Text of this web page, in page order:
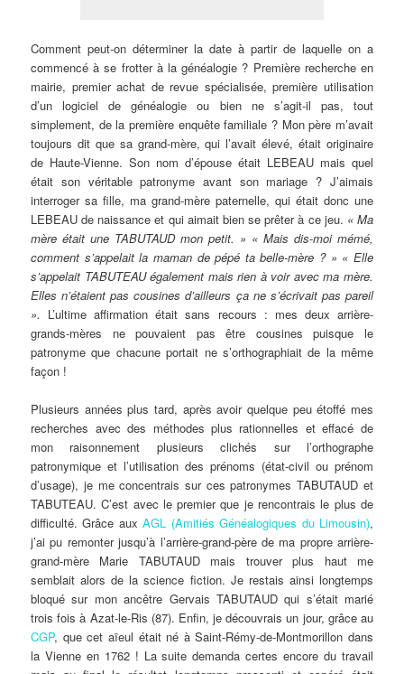
Comment peut-on déterminer la date à partir de laquelle on a
commencé à se frotter à la généalogie ? Première recherche en
mairie, premier achat de revue spécialisée, première utilisation
d’un logiciel de généalogie ou bien ne s’agit-il pas, tout
simplement, de la première enquête familiale ? Mon père m’avait
toujours dit que sa grand-mère, qui l’avait élevé, était originaire
de Haute-Vienne. Son nom d’épouse était LEBEAU mais quel
était son véritable patronyme avant son mariage ? J’aimais
interroger sa fille, ma grand-mère paternelle, qui était donc une
LEBEAU de naissance et qui aimait bien se prêter à ce jeu. « Ma
mère était une TABUTAUD mon petit. » « Mais dis-moi mémé,
comment s’appelait la maman de pépé ta belle-mère ? » « Elle
s’appelait TABUTEAU également mais rien à voir avec ma mère.
Elles n’étaient pas cousines d’ailleurs ça ne s’écrivait pas pareil
». L’ultime affirmation était sans recours : mes deux arrière-
grands-mères ne pouvaient pas être cousines puisque le
patronyme que chacune portait ne s’orthographiait de la même
façon !
Plusieurs années plus tard, après avoir quelque peu étoffé mes
recherches avec des méthodes plus rationnelles et effacé de
mon raisonnement plusieurs clichés sur l’orthographe
patronymique et l’utilisation des prénoms (état-civil ou prénom
d’usage), je me concentrais sur ces patronymes TABUTAUD et
TABUTEAU. C’est avec le premier que je rencontrais le plus de
difficulté. Grâce auxAGL (Amitiés Généalogiques du Limousin),
j’ai pu remonter jusqu’à l’arrière-grand-père de ma propre arrière-
grand-mère Marie TABUTAUD mais trouver plus haut me
semblait alors de la science fiction. Je restais ainsi longtemps
bloqué sur mon ancêtre Gervais TABUTAUD qui s’était marié
trois fois à Azat-le-Ris (87). Enfin, je découvrais un jour, grâce au
CGP, que cet aïeul était né à Saint-Rémy-de-Montmorillon dans
la Vienne en 1762 ! La suite demanda certes encore du travail